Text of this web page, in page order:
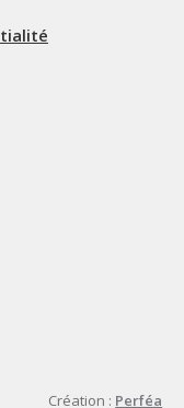
Création : Perféa